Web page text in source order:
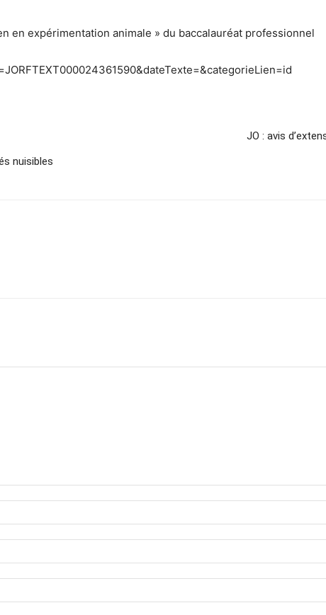
en expérimentation animale » du baccalauréat professionnel
nuisibles
JO : avis